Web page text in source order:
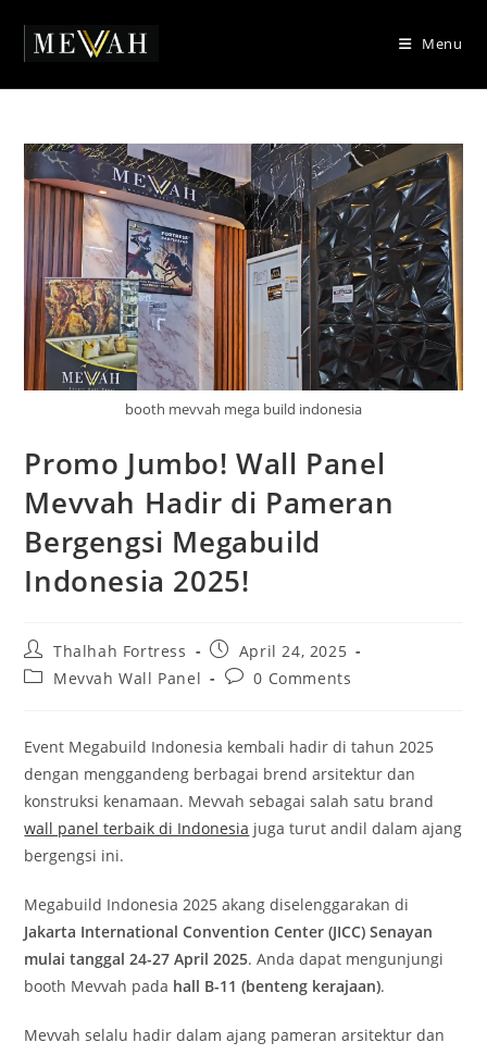
content
Menu
booth mevvah mega build indonesia
Promo Jumbo! Wall Panel
Mevvah Hadir di Pameran
Bergengsi Megabuild
Indonesia 2025!
Post
author:
Thalhah Fortress
Post
published:
April 24, 2025
PostMevvah Wall Panel
Post0 Comments
Event Megabuild Indonesia kembali hadir di tahun 2025
dengan menggandeng berbagai brend arsitektur dan
konstruksi kenamaan. Mevvah sebagai salah satu brand
wall panel terbaik di Indonesia juga turut andil dalam ajang
bergengsi ini.
Megabuild Indonesia 2025 akang diselenggarakan di
Jakarta International Convention Center (JICC) Senayan
mulai tanggal 24-27 April 2025. Anda dapat mengunjungi
booth Mevvah pada hall B-11 (benteng kerajaan).
Mevvah selalu hadir dalam ajang pameran arsitektur dan